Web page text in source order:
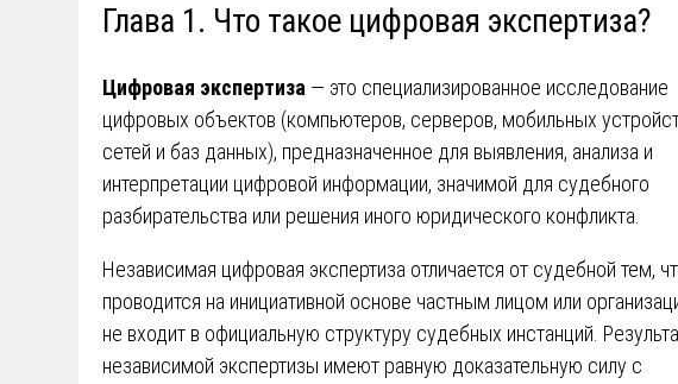
Глава 1. Что такое цифровая экспертиза?
Цифровая экспертиза — это специализированное исследование
цифровых объектов (компьютеров, серверов, мобильных
сетей и баз данных), предназначенное для выявления, анализа и
интерпретации цифровой информации, значимой для судебного
разбирательства или решения иного юридического конфликта.
Независимая цифровая экспертиза отличается от судебной тем,
проводится на инициативной основе частным лицом или
не входит в официальную структуру судебных инстанций.
независимой экспертизы имеют равную доказательную силу с